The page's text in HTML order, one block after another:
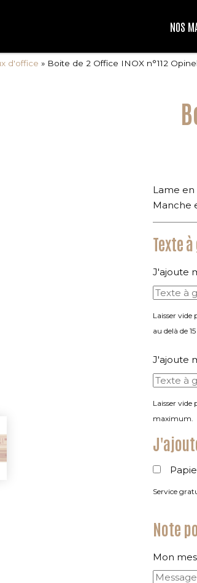
NOS
d'office » Boite de 2 Office INOX n°112 Opinel
Lame en
Manche
Texte
J'ajoute
Laisser
au delà de
J'ajoute
Laisser
maximum.
Service
Note
Mon